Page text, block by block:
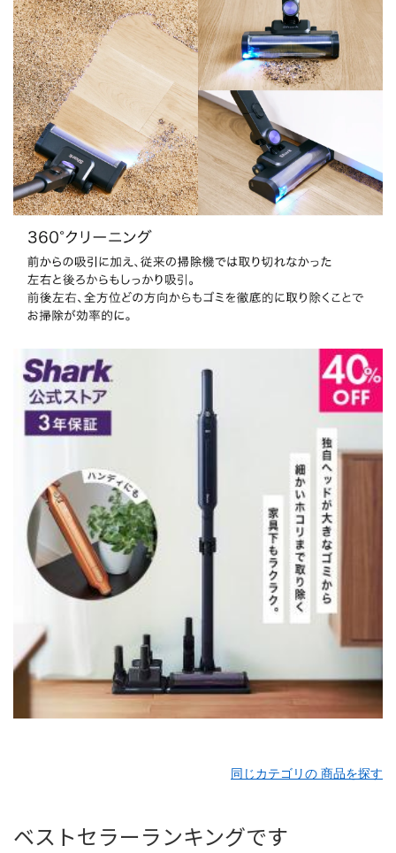
同じカテゴリの 商品を探す
ベストセラーランキングです